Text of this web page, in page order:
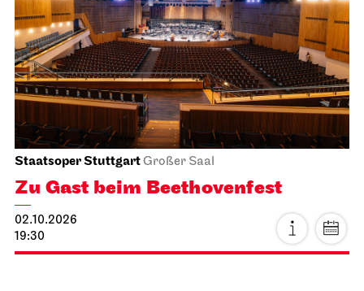
Staatsoper StuttgartGroßer Saal
Zu Gast beim Beethovenfest
02.10.2026
19:30